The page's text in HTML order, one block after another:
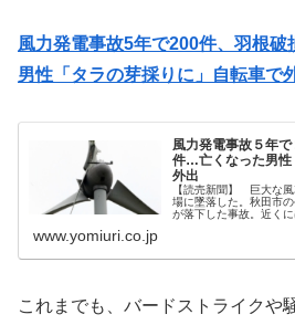
風力発電事故5年で200件、羽根
男性「タラの芽採りに」自転車で
風力発電事故５年
件…亡くなった男性
外出
【読売新聞】 巨大な
場に墜落した。秋田市
が落下した事故。近く
www.yomiuri.co.jp
これまでも、バードストライクや